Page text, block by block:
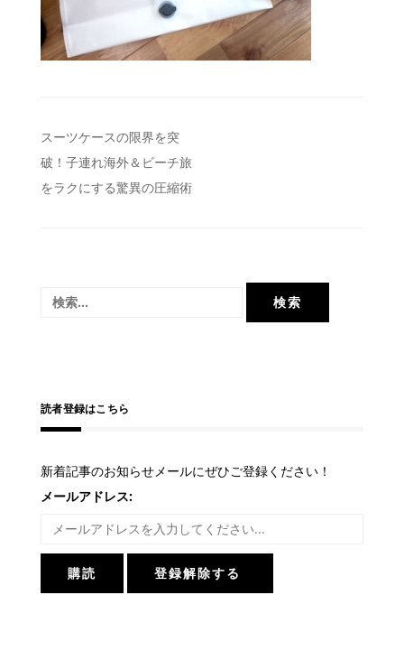
投
稿
ナ
シ
スーツケースの限界を突
破！子連れ海外＆ビーチ旅
をラクにする驚異の圧縮術
読者登録はこちら
新着記事のお知らせメールにぜひご登録ください！
メールアドレス: